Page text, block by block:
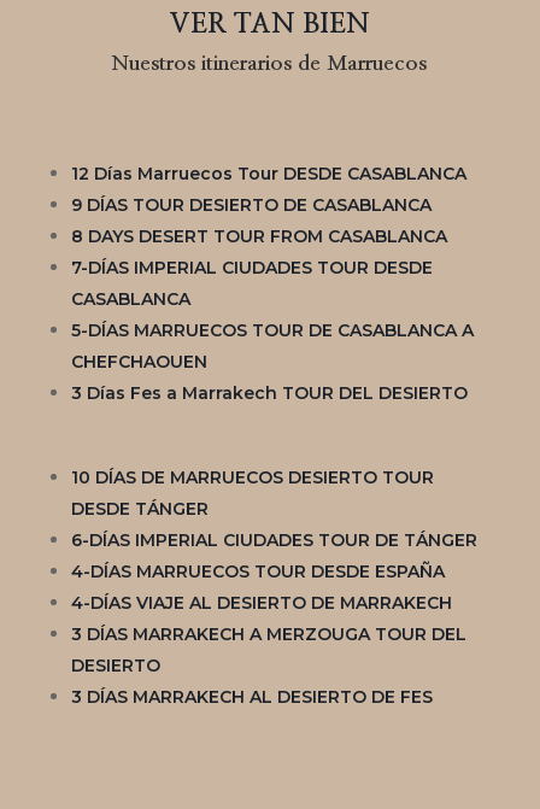
VER TAN BIEN
Nuestros itinerarios de Marruecos
12 Días Marruecos Tour DESDE CASABLANCA
9 DÍAS TOUR DESIERTO DE CASABLANCA
8 DAYS DESERT TOUR FROM CASABLANCA
7-DÍAS IMPERIAL CIUDADES TOUR DESDE
CASABLANCA
5-DÍAS MARRUECOS TOUR DE CASABLANCA A
CHEFCHAOUEN
3 Días Fes a Marrakech TOUR DEL DESIERTO
10 DÍAS DE MARRUECOS DESIERTO TOUR
DESDE TÁNGER
6-DÍAS IMPERIAL CIUDADES TOUR DE TÁNGER
4-DÍAS MARRUECOS TOUR DESDE ESPAÑA
4-DÍAS VIAJE AL DESIERTO DE MARRAKECH
3 DÍAS MARRAKECH A MERZOUGA TOUR DEL
DESIERTO
3 DÍAS MARRAKECH AL DESIERTO DE FES